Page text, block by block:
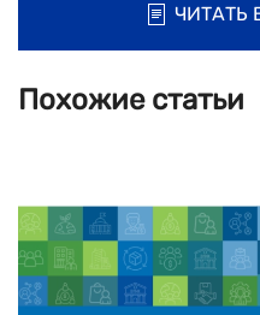
ЧИТАТЬ
Похожие статьи